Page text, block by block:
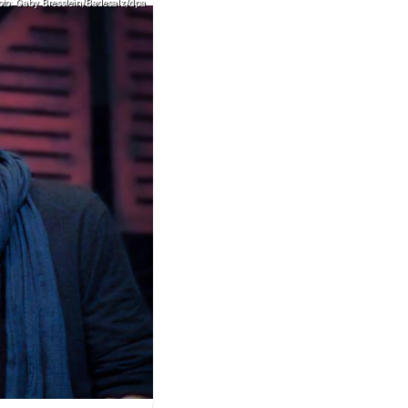
Gaby Bresslein/Badesalz/dpa